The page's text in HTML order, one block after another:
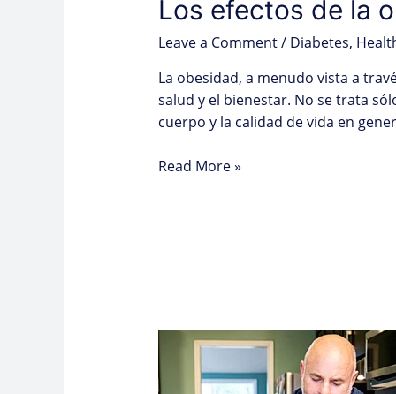
Los efectos de la
Leave a Comment/ Diabetes,
La obesidad, a menudo vista a
salud y el bienestar. No se trata
cuerpo y la calidad de vida en
Read More »
of